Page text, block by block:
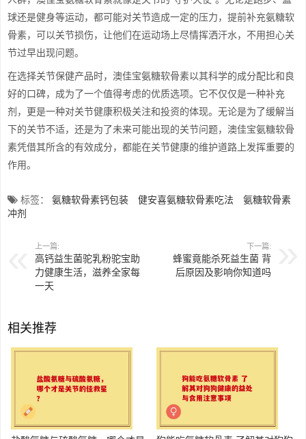
球还是健身等运动，都可能对关节造成一定的压力，提前补充氨糖软
骨素，可以关节损伤，让他们在运动场上尽情挥洒汗水，不用担心关
节过早出现问题。
在选择关节保健产品时，澳佳宝氨糖软骨素以其科学的成分配比和良
好的口碑，成为了一个值得考虑的优质选项。它不仅仅是一种补充
剂，更是一种对关节健康积极关注和投资的体现。无论是为了缓解当
下的关节不适，还是为了未来可能出现的关节问题，澳佳宝氨糖软骨
素凭借其所含的有效成分，都能在关节健康的维护道路上发挥重要的
作用。
标签： 氨糖软骨素钙包装 健安喜氨糖软骨素吃法
氨糖软骨素
冲剂
上一篇:
高钙益生菌驼乳粉驼宝助
力健康生活，滋养全家每
一天
下一篇:
蜂蜜竟能杀死益生菌 背
后原因及影响你知道吗
相关推荐